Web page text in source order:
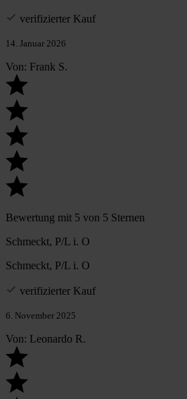
verifizierter Kauf
14. Januar 2026
Von: Frank S.
Bewertung mit 5 von 5 Sternen
Schmeckt, P/L i. O
Schmeckt, P/L i. O
verifizierter Kauf
6. November 2025
Von: Leonardo R.